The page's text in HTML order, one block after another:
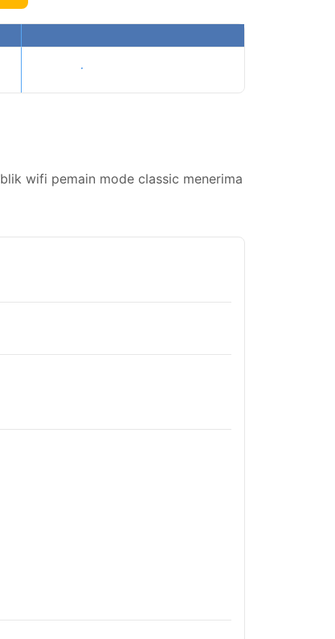
Tampilkan harga
wifi pemain mode classic menerima